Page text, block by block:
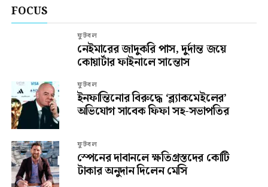
FOCUS
ফুটবল
নেইমারের জাদুকরি পাস, দুর্দান্ত জয়ে
কোয়ার্টার ফাইনালে সান্তোস
ফুটবল
ইনফান্তিনোর বিরুদ্ধে ‘ব্ল্যাকমেইলের’
অভিযোগ সাবেক ফিফা সহ-সভাপতির
ফুটবল
স্পেনের দাবানলে ক্ষতিগ্রস্তদের কোটি
টাকার অনুদান দিলেন মেসি